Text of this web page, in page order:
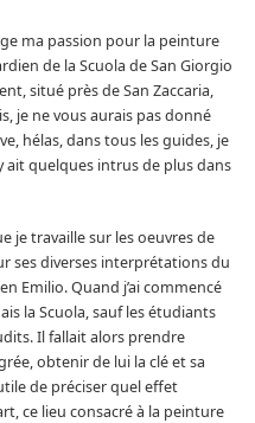
ma passion pour la peinture
de la Scuola de San Giorgio
situé près de San Zaccaria,
je ne vous aurais pas donné
hélas, dans tous les guides, je
ait quelques intrus de plus dans
je travaille sur les oeuvres de
ses diverses interprétations du
Emilio. Quand j’ai commencé
la Scuola, sauf les étudiants
Il fallait alors prendre
obtenir de lui la clé et sa
de préciser quel effet
ce lieu consacré à la peinture